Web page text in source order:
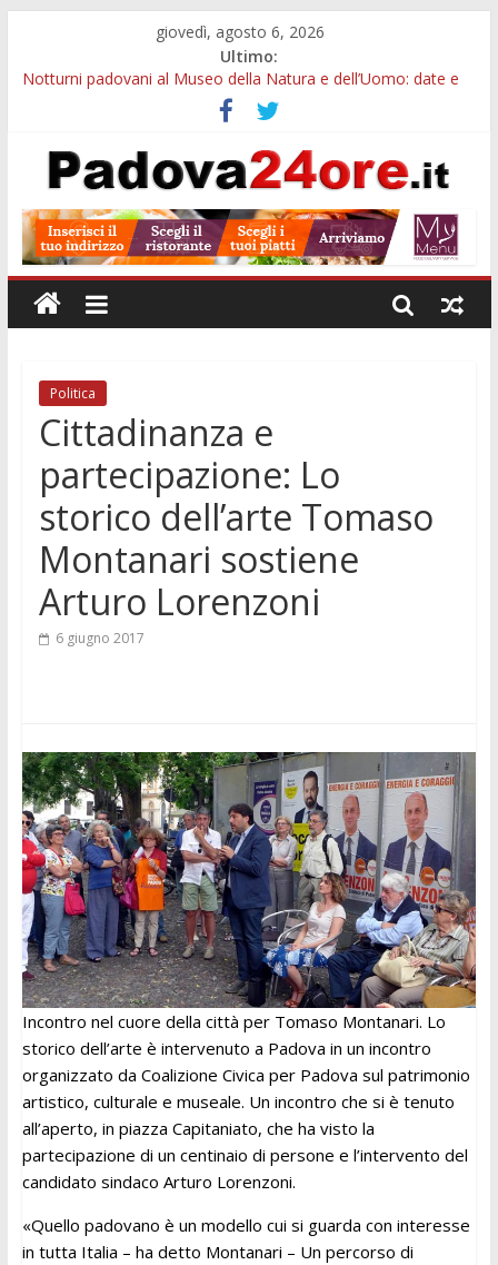
giovedì, agosto 6, 2026
Ultimo:
Notturni padovani al Museo della Natura e dell’Uomo: date e
Slow Looking agli Eremitani: un’ora per osservare davvero
un’opera
Orto Botanico Padova: visite ed escursioni fino a settembre
7 agosto
Euganea Film Festival 2026: 49 opere e 18 anteprime nei Colli
Euganei
Politica
Cittadinanza e
partecipazione: Lo
storico dell’arte Tomaso
Montanari sostiene
Arturo Lorenzoni
6 giugno 2017
Incontro nel cuore della città per Tomaso Montanari. Lo
storico dell’arte è intervenuto a Padova in un incontro
organizzato da Coalizione Civica per Padova sul patrimonio
artistico, culturale e museale. Un incontro che si è tenuto
all’aperto, in piazza Capitaniato, che ha visto la
partecipazione di un centinaio di persone e l’intervento del
candidato sindaco Arturo Lorenzoni.
«Quello padovano è un modello cui si guarda con interesse
in tutta Italia – ha detto Montanari – Un percorso di